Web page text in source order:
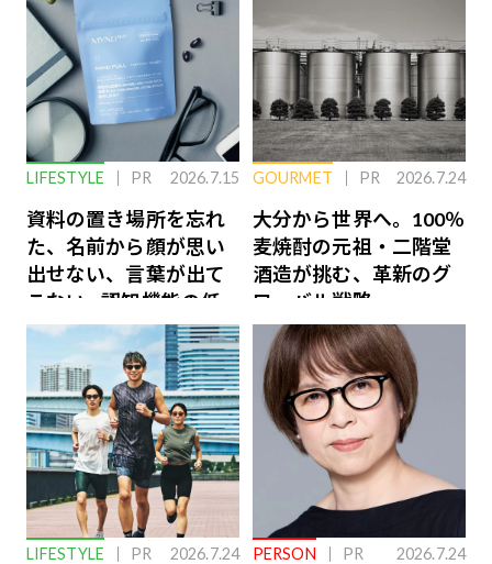
LIFESTYLE PR 2026.7.15
資料の置き場所を忘れ
た、名前から顔が思い
出せない、言葉が出て
こない…認知機能の低
下を救う、脳のインナ
ーケアとは
GOURMET PR 2026.7.24
大分から世界へ。100％
麦焼酎の元祖・二階堂
酒造が挑む、革新のグ
ローバル戦略
LIFESTYLE PR 2026.7.24 PERSON PR 2026.7.24